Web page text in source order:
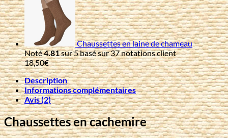
Chaussettes en laine de chameau
Noté4.81sur 5 basé sur37notations client
18,50€
Description
Informations complémentaires
Avis (2)
Chaussettes en cachemire